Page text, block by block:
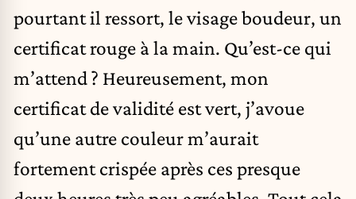
pourtant il ressort, le visage boudeur, un
certificat rouge à la main. Qu’est-ce qui
m’attend ? Heureusement, mon
certificat de validité est vert, j’avoue
qu’une autre couleur m’aurait
fortement crispée après ces presque